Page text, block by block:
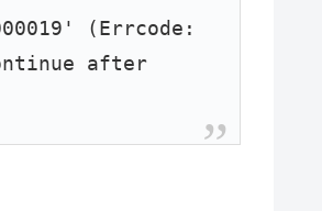
(Errcode:
after